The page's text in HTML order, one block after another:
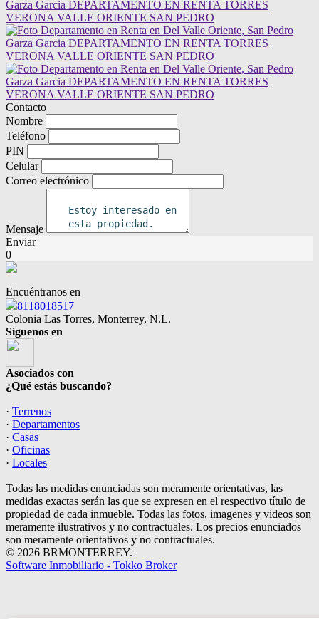
Contacto
Nombre
Teléfono
PIN
Celular
Correo electrónico
Mensaje
Enviar
0
Encuéntranos en
8118018517
Colonia Las Torres, Monterrey, N.L.
Síguenos en
Asociados con
¿Qué estás buscando?
· Terrenos
· Departamentos
· Casas
· Oficinas
· Locales
Todas las medidas enunciadas son meramente orientativas, las
medidas exactas serán las que se expresen en el respectivo título de
propiedad de cada inmueble. Todas las fotos, imagenes y videos son
meramente ilustrativos y no contractuales. Los precios enunciados
son meramente orientativos y no contractuales.
© 2026 BRMONTERREY.
Software Inmobiliario - Tokko Broker